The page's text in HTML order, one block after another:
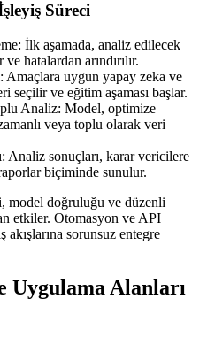
Süreci
İlk aşamada, analiz edilecek
hatalardan arındırılır.
uygun yapay zeka ve
seçilir ve eğitim aşaması başlar.
Analiz: Model, optimize
veya toplu olarak veri
Analiz sonuçları, karar vericilere
biçiminde sunulur.
model doğruluğu ve düzenli
etkiler. Otomasyon ve API
sorunsuz entegre
Uygulama Alanları